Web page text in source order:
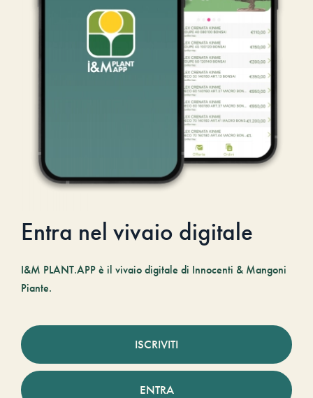
Entra nel vivaio digitale
I&M PLANT.APP è il vivaio digitale di Innocenti & Mangoni
Piante.
ISCRIVITI
ENTRA